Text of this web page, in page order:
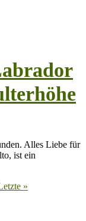
Alles Liebe für
ist ein
»